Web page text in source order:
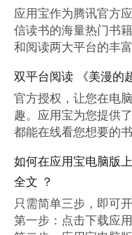
应用宝作为腾讯官方
信读书的海量热门书
和阅读两大平台的丰
双平台阅读 《美漫的
官方授权，让您在电
趣。应用宝为您提供
都能在线看您想要的书
如何在应用宝电脑版
全文 ？
只需简单三步，即可
第一步：点击下载应